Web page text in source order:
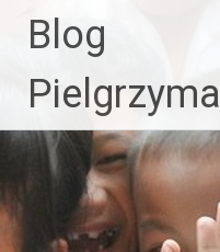
Blog
Pielgrzyma